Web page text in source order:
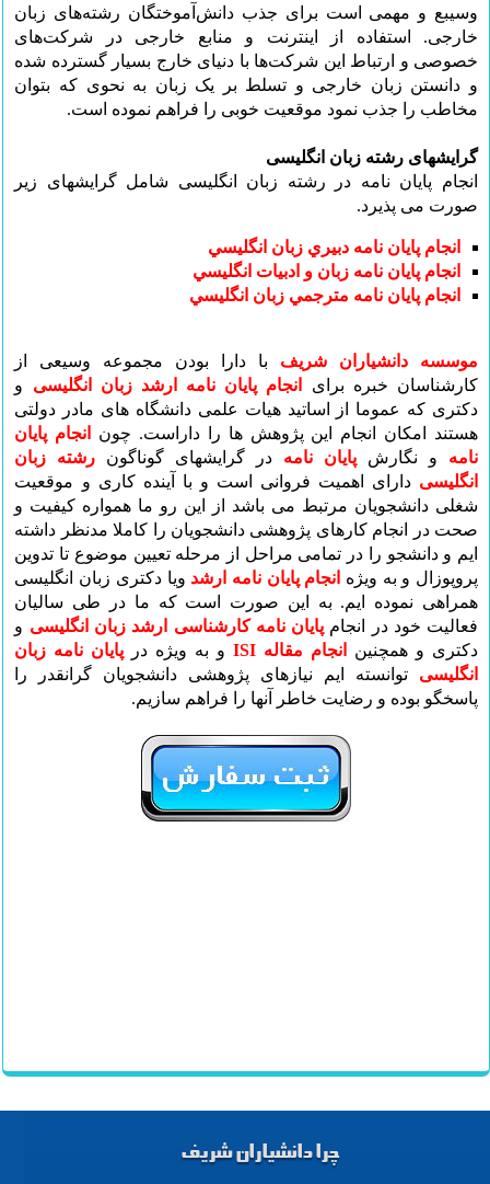
وسیبع و مهمی است برای جذب دانش‌آموختگان رشته‌های زبان
خارجی. استفاده از اینترنت و منابع خارجی در شرکت‌های
خصوصی و ارتباط این شرکت‌ها با دنیای خارج بسیار گسترده شده
و دانستن زبان خارجی و تسلط بر یک زبان به نحوی که بتوان
مخاطب را جذب نمود موقعیت خوبی را فراهم نموده است.
گرایشهای رشته زبان انگلیسی
انجام پایان نامه در رشته زبان انگلیسی شامل گرایشهای زیر
صورت می پذیرد.
انجام پایان نامه دبيري زبان انگليسي
انجام پایان نامه زبان و ادبيات انگليسي
انجام پایان نامه مترجمي زبان انگليسي
موسسه دانشیاران شریف با دارا بودن مجموعه وسیعی از
کارشناسان خبره برای
انجام پایان نامه ارشد زبان انگلیسی و
دکتری که عموما از اساتید هیات علمی دانشگاه های مادر دولتی
هستند امکان انجام این پژوهش ها را داراست. چون
انجام پایان
نامه و نگارش پایان نامه در گرایشهای گوناگون رشته زبان
انگلیسی دارای اهمیت فروانی است و با آینده کاری و موقعیت
شغلی دانشجویان مرتبط می باشد از این رو ما همواره کیفیت و
صحت در انجام کارهای پژوهشی دانشجویان را کاملا مدنظر داشته
ایم و دانشجو را در تمامی مراحل از مرحله تعیین موضوع تا تدوین
پروپوزال و به ویژه انجام پایان نامه ارشد ویا دکتری زبان انگلیسی
همراهی نموده ایم. به این صورت است که ما در طی سالیان
فعالیت خود در انجام پایان نامه کارشناسی ارشد زبان انگلیسی و
دکتری و همچنین
انجام مقاله ISI و به ویژه در پایان نامه زبان
انگلیسی توانسته ایم نیازهای پژوهشی دانشجویان گرانقدر را
پاسخگو بوده و رضایت خاطر آنها را فراهم سازیم.
چرا دانشیاران شریف